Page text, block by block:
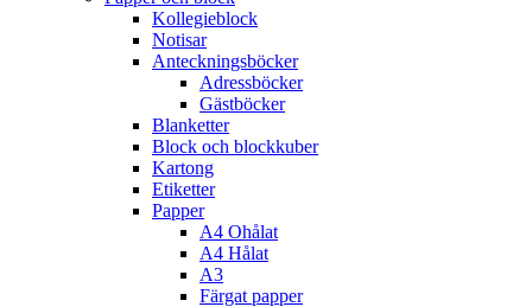
Kollegieblock
Notisar
Anteckningsböcker
Adressböcker
Gästböcker
Blanketter
Block och blockkuber
Kartong
Etiketter
Papper
A4 Ohålat
A4 Hålat
A3
Färgat papper